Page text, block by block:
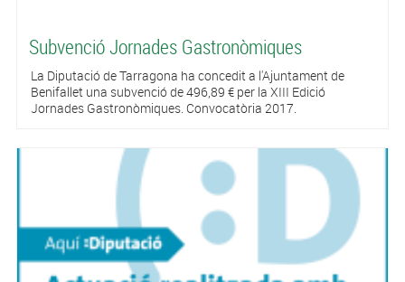
Subvenció Jornades Gastronòmiques
La Diputació de Tarragona ha concedit a l'Ajuntament de
Benifallet una subvenció de 496,89 € per la XIII Edició
Jornades Gastronòmiques. Convocatòria 2017.